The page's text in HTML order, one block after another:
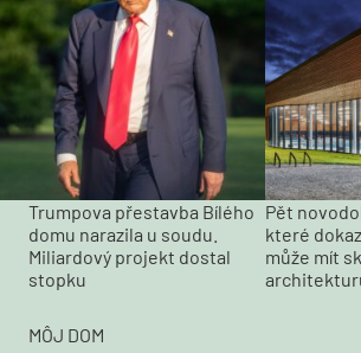
Trumpova přestavba Bílého
domu narazila u soudu.
Miliardový projekt dostal
stopku
Pět
které
může mít
MÔJ DOM